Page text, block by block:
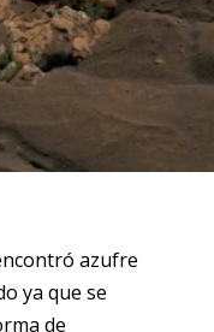
azufre
ya que se
de